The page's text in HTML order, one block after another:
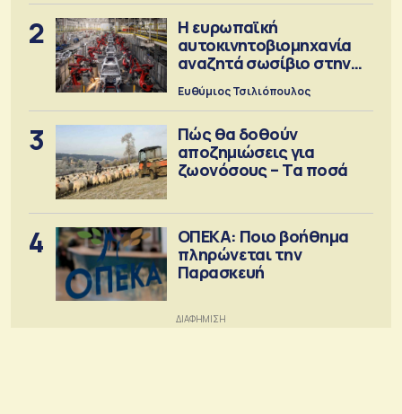
2
Η ευρωπαϊκή
αυτοκινητοβιομηχανία
αναζητά σωσίβιο στην
Κίνα
Ευθύμιος Τσιλιόπουλος
3
Πώς θα δοθούν
αποζημιώσεις για
ζωονόσους – Τα ποσά
4
ΟΠΕΚΑ: Ποιο βοήθημα
πληρώνεται την
Παρασκευή